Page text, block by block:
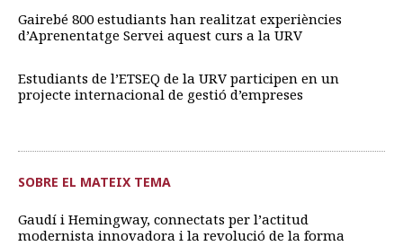
Gairebé 800 estudiants han realitzat experiències
d’Aprenentatge Servei aquest curs a la URV
Estudiants de l’ETSEQ de la URV participen en un
projecte internacional de gestió d’empreses
SOBRE EL MATEIX TEMA
Gaudí i Hemingway, connectats per l’actitud
modernista innovadora i la revolució de la forma